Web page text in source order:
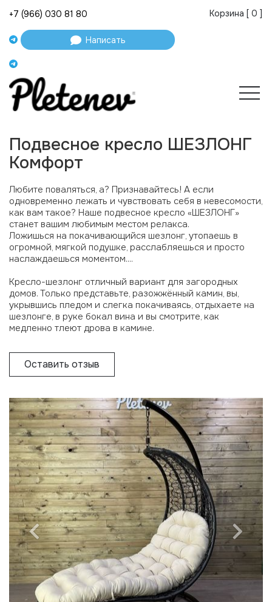
+7 (966) 030 81 80
Написать
Корзина [ 0 ]
Подвесное кресло ШЕЗЛОНГ
Комфорт
Любите поваляться, а? Признавайтесь! А если
одновременно лежать и чувствовать себя в невесомости,
как вам такое? Наше подвесное кресло «ШЕЗЛОНГ»
станет вашим любимым местом релакса.
Ложишься на покачивающийся шезлонг, утопаешь в
огромной, мягкой подушке, расслабляешься и просто
наслаждаешься моментом....
Кресло-шезлонг отличный вариант для загородных
домов. Только представьте, разожжённый камин, вы,
укрывшись пледом и слегка покачиваясь, отдыхаете на
шезлонге, в руке бокал вина и вы смотрите, как
медленно тлеют дрова в камине.
Оставить отзыв